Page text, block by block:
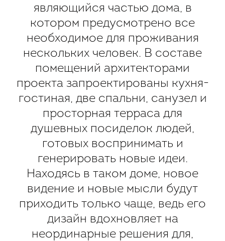
являющийся частью дома, в
котором предусмотрено все
необходимое для проживания
нескольких человек. В составе
помещений архитекторами
проекта запроектированы кухня-
гостиная, две спальни, санузел и
просторная терраса для
душевных посиделок людей,
готовых воспринимать и
генерировать новые идеи.
Находясь в таком доме, новое
видение и новые мысли будут
приходить только чаще, ведь его
дизайн вдохновляет на
неординарные решения для,